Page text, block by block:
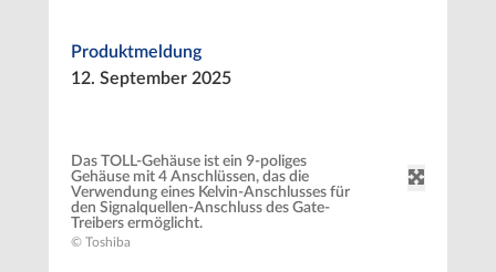
Produktmeldung
12. September 2025
Das TOLL-Gehäuse ist ein 9-poliges
Gehäuse mit 4 Anschlüssen, das die
Verwendung eines Kelvin-Anschlusses für
den Signalquellen-Anschluss des Gate-
Treibers ermöglicht.
© Toshiba